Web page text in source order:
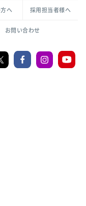
の防止
の多様性宣言
一般教育課程
学芸員課程
図書館司書課程
大学刊行物
へ 採用担当者様へ
お問い合わせ